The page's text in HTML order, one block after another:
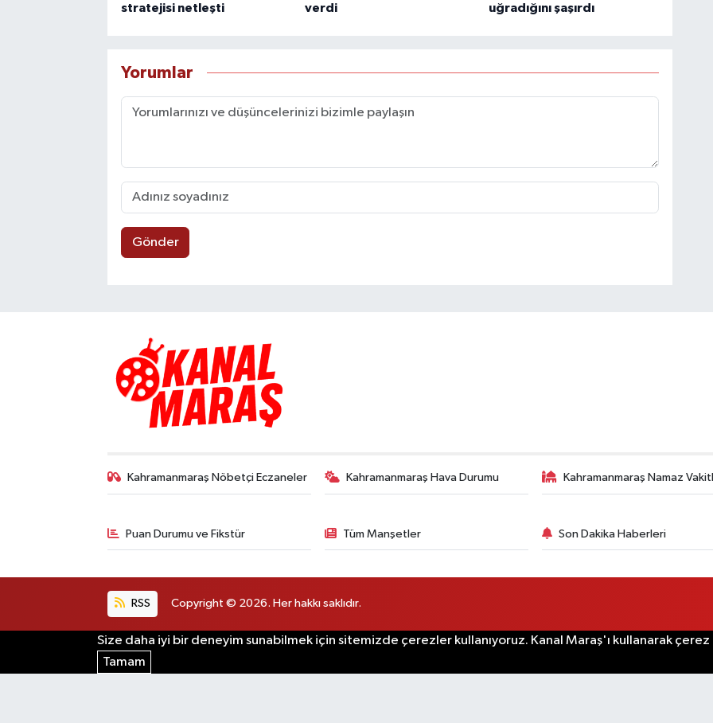
stratejisi netleşti
verdi
uğradığını şaşırdı
Yorumlar
Gönder
Kahramanmaraş Nöbetçi Eczaneler Kahramanmaraş Hava Durumu Kahramanmaraş Namaz
Puan Durumu ve Fikstür Tüm Manşetler Son Dakika Haberleri
RSS Copyright © 2026. Her hakkı saklıdır.
Size daha iyi bir deneyim sunabilmek için sitemizde çerezler kullanıyoruz. Kanal Maraş'ı kullanarak çerez
Tamam